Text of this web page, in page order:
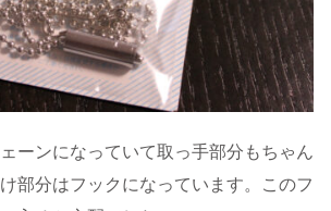
ーンになっていて取っ手部分もちゃん
部分はフックになっています。このフ